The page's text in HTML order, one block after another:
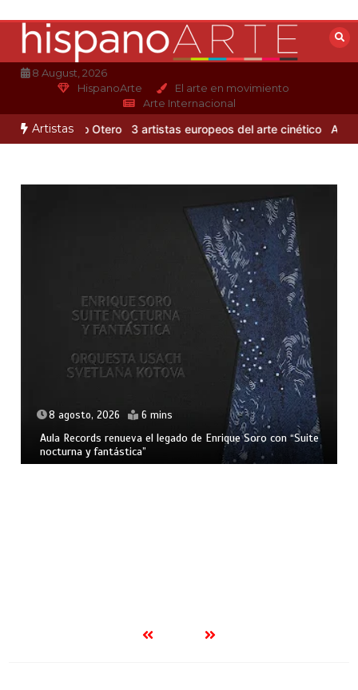
contenido
8 August, 2026
HispanoArte
El arte en movimiento
Arte Internacional
Artistas
de Alejandro Otero 3 artistas europeos del arte cinético Albert
8 agosto, 2026 6 mins
Aula Records renueva el legado de Enrique Soro con “Suite
nocturna y fantástica”